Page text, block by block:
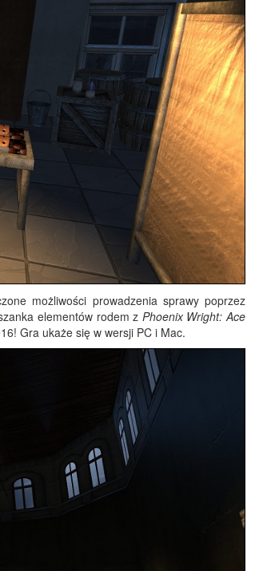
możliwości prowadzenia sprawy poprzez
elementów rodem z Phoenix Wright: Ace
Gra ukaże się w wersji PC i Mac.